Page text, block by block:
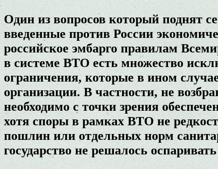
Один из вопросов который поднят
введенные против России
российское эмбарго правилам
в системе ВТО есть множество
ограничения, которые в ином
организации. В частности, не
необходимо с точки зрения
хотя споры в рамках ВТО не
пошлин или отдельных норм
государство не решалось